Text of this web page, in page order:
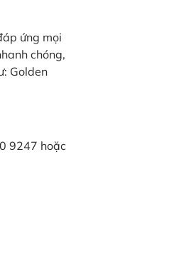
ứng mọi
chóng,
Golden
9247 hoặc